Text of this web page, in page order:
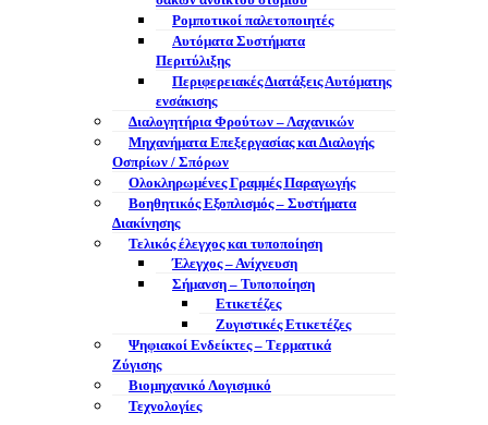
Ρομποτικοί παλετοποιητές
Αυτόματα Συστήματα
Περιτύλιξης
Περιφερειακές Διατάξεις Αυτόματης
ενσάκισης
Διαλογητήρια Φρούτων – Λαχανικών
Μηχανήματα Επεξεργασίας και Διαλογής
Οσπρίων / Σπόρων
Ολοκληρωμένες Γραμμές Παραγωγής
Βοηθητικός Εξοπλισμός – Συστήματα
Διακίνησης
Τελικός έλεγχος και τυποποίηση
Έλεγχος – Ανίχνευση
Σήμανση – Τυποποίηση
Ετικετέζες
Ζυγιστικές Ετικετέζες
Ψηφιακοί Ενδείκτες – Tερματικά
Ζύγισης
Βιομηχανικό Λογισμικό
Τεχνολογίες